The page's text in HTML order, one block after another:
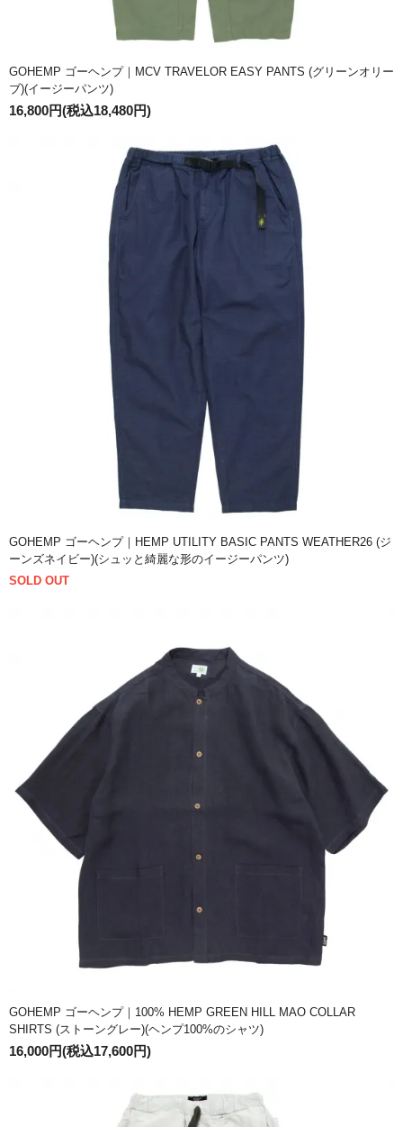
GOHEMP ゴーヘンプ｜MCV TRAVELOR EASY PANTS (グリーンオリー
ブ)(イージーパンツ)
16,800円(税込18,480円)
GOHEMP ゴーヘンプ｜HEMP UTILITY BASIC PANTS WEATHER26 (ジ
ーンズネイビー)(シュッと綺麗な形のイージーパンツ)
SOLD OUT
GOHEMP ゴーヘンプ｜100% HEMP GREEN HILL MAO COLLAR
SHIRTS (ストーングレー)(ヘンプ100%のシャツ)
16,000円(税込17,600円)